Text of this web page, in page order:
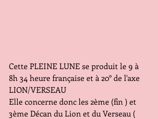
Cette PLEINE LUNE se produit le 9 à
8h 34 heure française et à 20° de l'axe
LION/VERSEAU
Elle concerne donc les 2ème (fin ) et
3ème Décan du Lion et du Verseau (